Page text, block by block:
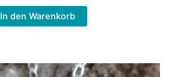
In den Warenkorb